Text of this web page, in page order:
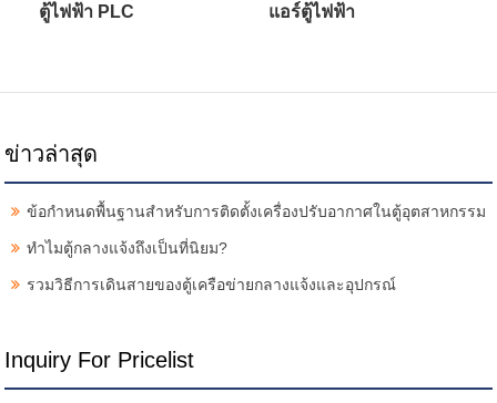
ตู้ไฟฟ้า PLC แอร์ตู้ไฟฟ้า
ข่าวล่าสุด
ข้อกำหนดพื้นฐานสำหรับการติดตั้งเครื่องปรับอากาศในตู้อุตสาหกรรม
ทำไมตู้กลางแจ้งถึงเป็นที่นิยม?
รวมวิธีการเดินสายของตู้เครือข่ายกลางแจ้งและอุปกรณ์
Inquiry For Pricelist